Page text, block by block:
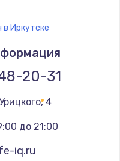
Иркутске
20-31
4
до 21:00
iq.ru